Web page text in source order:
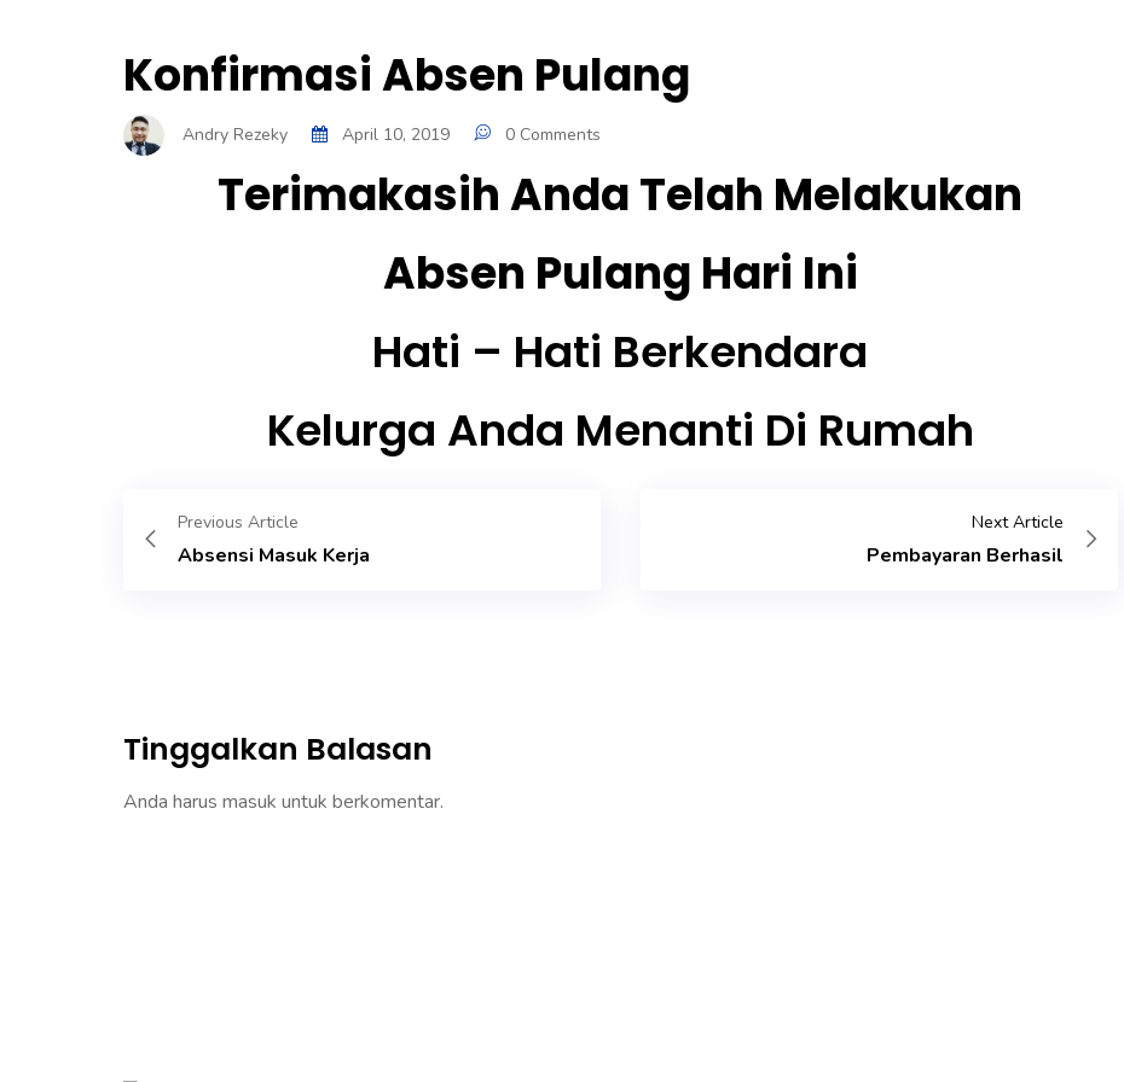
Konfirmasi Absen Pulang
Andry Rezeky April 10, 2019 0 Comments
Terimakasih Anda Telah Melakukan
Absen Pulang Hari Ini
Hati – Hati Berkendara
Kelurga Anda Menanti Di Rumah
Previous Article
Absensi Masuk Kerja
Next Article
Pembayaran Berhasil
Tinggalkan Balasan
Anda harus masuk untuk berkomentar.